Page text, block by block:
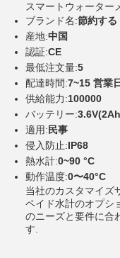
スマートウォーター
ブランド名:節約する
産地:中国
認証:CE
最低注文量:5
配達時間:7~15 営業日
供給能力:100000
バッテリー:
適用:民事
侵入防止:IP68
熱水計:0~90 °C
動作温度:0〜40°C
当社のカスタマイズ
ペイド水計のオプシ
のニーズと要件に合
す.